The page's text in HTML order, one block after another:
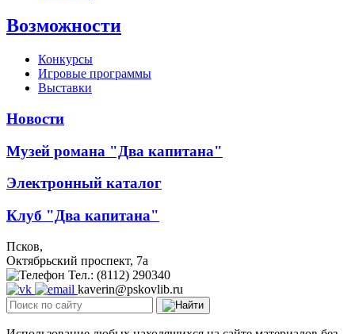
Возможности
Конкурсы
Игровые программы
Выставки
Новости
Музей романа "Два капитана"
Электронный каталог
Клуб "Два капитана"
Псков,
Октябрьский проспект, 7a
Тел.: (8112) 290340
kaverin@pskovlib.ru